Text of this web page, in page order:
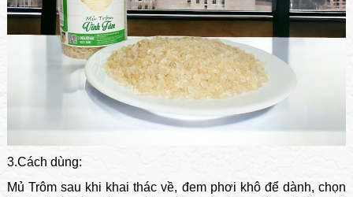
3.Cách dùng:
Mủ Trôm sau khi khai thác về, đem phơi khô để dành, chọn